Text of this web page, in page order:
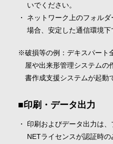
いでください。
ネットワーク上のフォル
場合、安定した通信環境下
破損等の例：デキスパート
屋や出来形管理システムの
書作成支援システムが起動
印刷・データ出力
印刷およびデータ出力は
NETライセンスが認証時の